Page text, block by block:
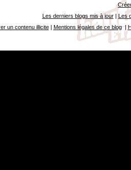
Les derniers blogs mis à jour| Les
un contenu illicite| Mentions légales de ce blog|